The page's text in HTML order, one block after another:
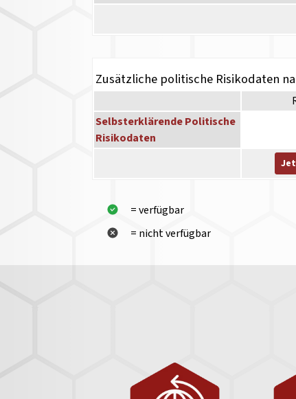
Zusätzliche politische Risikodaten
Selbsterklärende Politische
Risikodaten
= verfügbar
= nicht verfügbar